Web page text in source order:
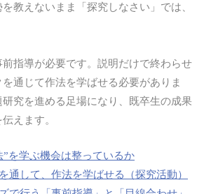
教えないまま「探究しなさい」では、
指導が必要です。説明だけで終わらせ
通じて作法を学ばせる必要がありま
究を進める足場になり、既卒生の成果
えます。
”を学ぶ機会は整っているか
通して、作法を学ばせる（探究活動）